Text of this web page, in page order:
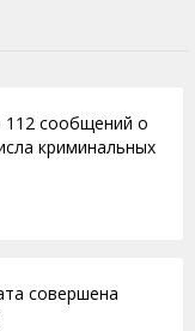
112 сообщений о
криминальных
совершена